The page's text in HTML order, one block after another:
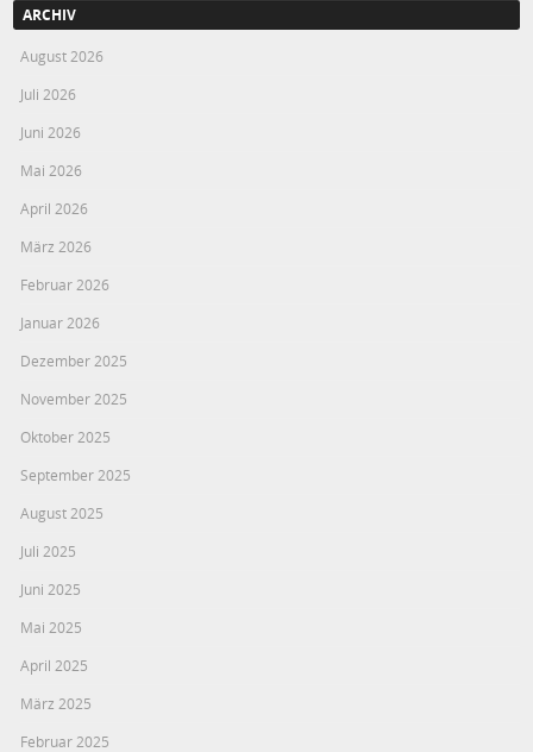
ARCHIV
August 2026
Juli 2026
Juni 2026
Mai 2026
April 2026
März 2026
Februar 2026
Januar 2026
Dezember 2025
November 2025
Oktober 2025
September 2025
August 2025
Juli 2025
Juni 2025
Mai 2025
April 2025
März 2025
Februar 2025